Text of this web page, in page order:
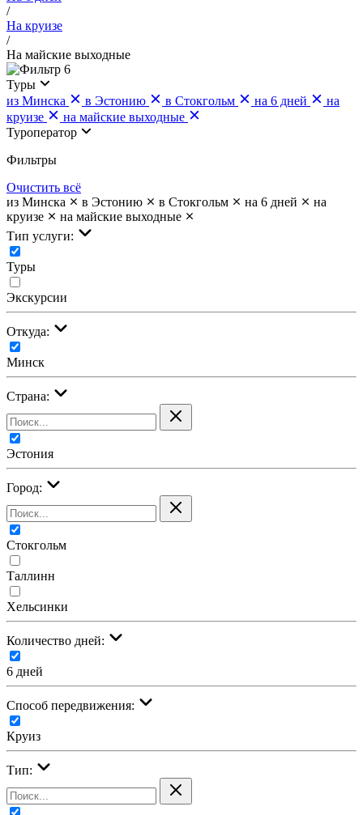
/
На круизе
/
На майские выходные
6
Туры
из Минска
в Эстонию в Стокгольм на 6 дней
на
круизе
на майские выходные
Туроператор
Фильтры
Очистить всё
из Минска
в Эстонию в Стокгольм на 6 дней
на
круизе
на майские выходные
Тип услуги:
Туры
Экскурсии
Откуда:
Минск
Страна:
Эстония
Город:
Стокгольм
Таллинн
Хельсинки
Количество дней:
6 дней
Cпособ передвижения:
Круиз
Тип: